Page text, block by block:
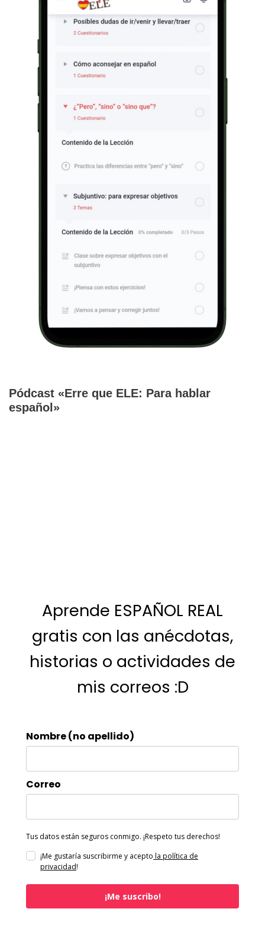
Pódcast «Erre que ELE: Para hablar
español»
Aprende ESPAÑOL REAL
gratis con las anécdotas,
historias o actividades de
mis correos :D
Nombre (no apellido)
Correo
Tus datos están seguros conmigo. ¡Respeto tus derechos!
¡Me gustaría suscribirme y acepto la política de
privacidad!
¡Me suscribo!